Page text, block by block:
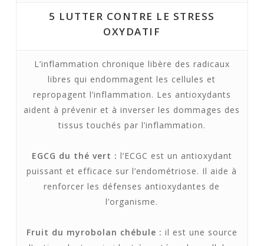
5 LUTTER CONTRE LE STRESS
OXYDATIF
L’inflammation chronique libère des radicaux
libres qui endommagent les cellules et
repropagent l’inflammation. Les antioxydants
aident à prévenir et à inverser les dommages des
tissus touchés par l’inflammation.
EGCG du thé vert : l’ECGC est un antioxydant
puissant et efficace sur l’endométriose. Il aide à
renforcer les défenses antioxydantes de
l’organisme.
Fruit du myrobolan chébule : il est une source